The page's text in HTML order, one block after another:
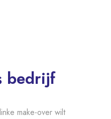
bedrijf
make-over wilt